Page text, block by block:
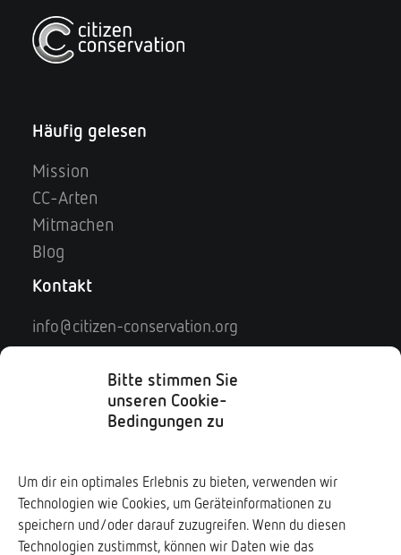
Bitte stimmen Sie
unseren Cookie-
Bedingungen zu
Um dir ein optimales Erlebnis zu bieten, verwenden wir
Technologien wie Cookies, um Geräteinformationen zu
speichern und/oder darauf zuzugreifen. Wenn du diesen
Technologien zustimmst, können wir Daten wie das
Häufig gelesen
Mission
CC-Arten
Mitmachen
Blog
Kontakt
info@citizen-conservation.org
Kontaktformular
Impressum
Datenschutz
Downloads ↓